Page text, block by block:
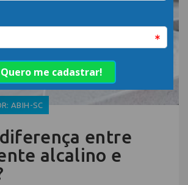
ABIH-SC
entre
alcalino e